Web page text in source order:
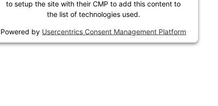
to setup the site with their CMP to add this content to
the list of technologies used.
Powered by Usercentrics Consent Management Platform